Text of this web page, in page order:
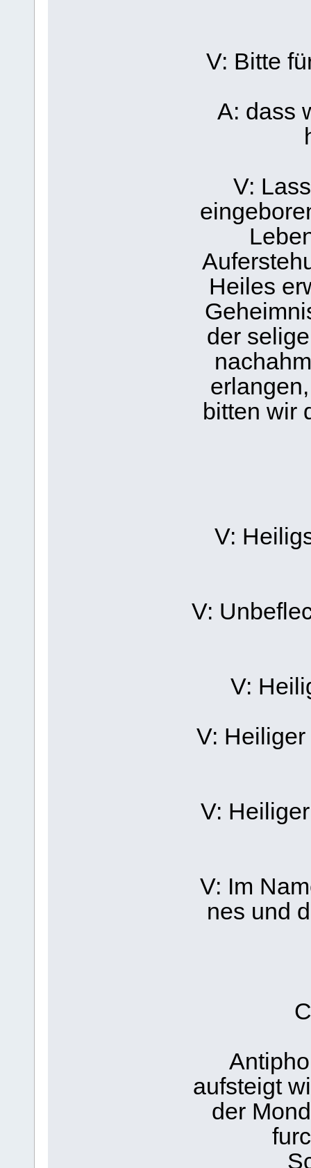
V: Bitte
A: dass
V:
Heiles
der
bitten wir
V:
V:
V:
V:
V:
V: Im
nes und
aufsteigt
der